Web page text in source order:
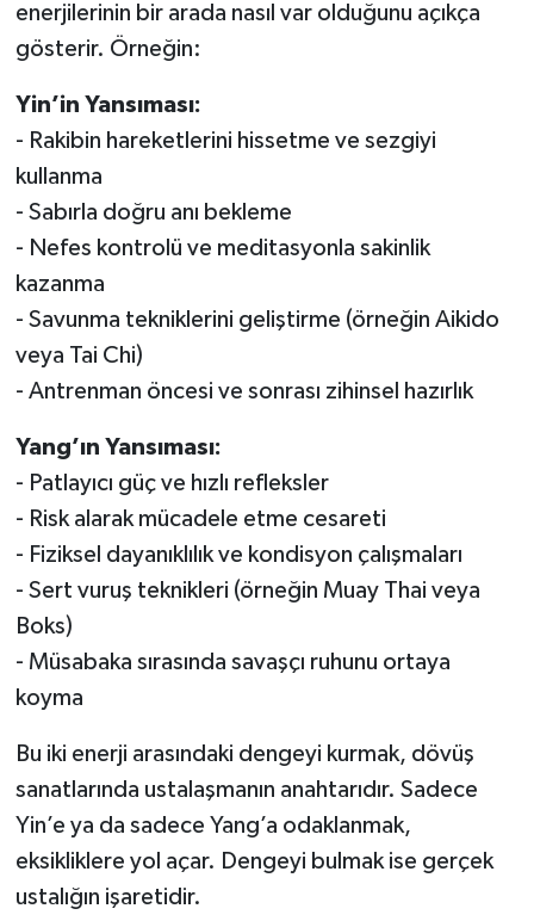
enerjilerinin bir arada nasıl var olduğunu açıkça
gösterir. Örneğin:
Yin’in Yansıması:
- Rakibin hareketlerini hissetme ve sezgiyi
kullanma
- Sabırla doğru anı bekleme
- Nefes kontrolü ve meditasyonla sakinlik
kazanma
- Savunma tekniklerini geliştirme (örneğin Aikido
veya Tai Chi)
- Antrenman öncesi ve sonrası zihinsel hazırlık
Yang’ın Yansıması:
- Patlayıcı güç ve hızlı refleksler
- Risk alarak mücadele etme cesareti
- Fiziksel dayanıklılık ve kondisyon çalışmaları
- Sert vuruş teknikleri (örneğin Muay Thai veya
Boks)
- Müsabaka sırasında savaşçı ruhunu ortaya
koyma
Bu iki enerji arasındaki dengeyi kurmak, dövüş
sanatlarında ustalaşmanın anahtarıdır. Sadece
Yin’e ya da sadece Yang’a odaklanmak,
eksikliklere yol açar. Dengeyi bulmak ise gerçek
ustalığın işaretidir.